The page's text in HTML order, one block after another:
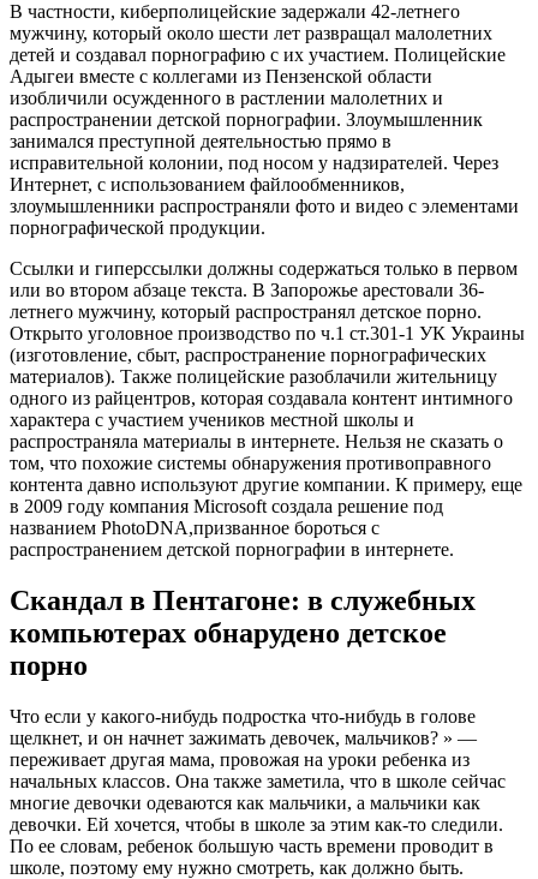
В частности, киберполицейские задержали 42-летнего
мужчину, который около шести лет развращал малолетних
детей и создавал порнографию с их участием. Полицейские
Адыгеи вместе с коллегами из Пензенской области
изобличили осужденного в растлении малолетних и
распространении детской порнографии. Злоумышленник
занимался преступной деятельностью прямо в
исправительной колонии, под носом у надзирателей. Через
Интернет, с использованием файлообменников,
злоумышленники распространяли фото и видео с элементами
порнографической продукции.
Ссылки и гиперссылки должны содержаться только в первом
или во втором абзаце текста. В Запорожье арестовали 36-
летнего мужчину, который распространял детское порно.
Открыто уголовное производство по ч.1 ст.301-1 УК Украины
(изготовление, сбыт, распространение порнографических
материалов). Также полицейские разоблачили жительницу
одного из райцентров, которая создавала контент интимного
характера с участием учеников местной школы и
распространяла материалы в интернете. Нельзя не сказать о
том, что похожие системы обнаружения противоправного
контента давно используют другие компании. К примеру, еще
в 2009 году компания Microsoft создала решение под
названием PhotoDNA,призванное бороться с
распространением детской порнографии в интернете.
Скандал в Пентагоне: в служебных
компьютерах обнарудено детское
порно
Что если у какого-нибудь подростка что-нибудь в голове
щелкнет, и он начнет зажимать девочек, мальчиков? » —
переживает другая мама, провожая на уроки ребенка из
начальных классов. Она также заметила, что в школе сейчас
многие девочки одеваются как мальчики, а мальчики как
девочки. Ей хочется, чтобы в школе за этим как-то следили.
По ее словам, ребенок большую часть времени проводит в
школе, поэтому ему нужно смотреть, как должно быть.